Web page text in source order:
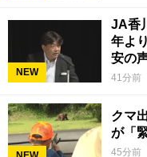
NEW
JA香
年よ
安の
41分前
クマ
が「
45分前